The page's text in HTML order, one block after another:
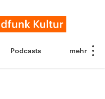
Podcasts